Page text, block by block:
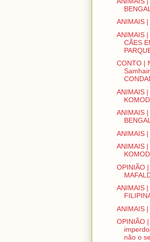
ANIMAIS
ANIMAIS |
CÃES
CONTO |
ANIMAIS
ANIMAIS
ANIMAIS
ANIMAIS
OPINIÃO
ANIMAIS |
ANIMAIS
OPINIÃO
não o